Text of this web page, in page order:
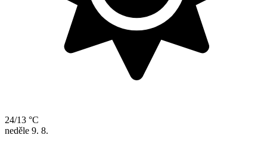
24/13 °C
neděle 9. 8.